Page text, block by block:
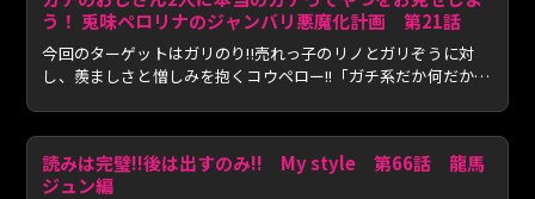
う！ 兎味ペロリナのジャンバリ悪魔化計画 第21話
今回のターゲットはガリのり!!売れっ子のリノとガリぞうに対
し、羨ましさと憎しみを抱くコウペロー!!「ガチ系だか何だか知
読みは完璧!!後は出すのみ!! My style 第66話 龍馬
ジュン編